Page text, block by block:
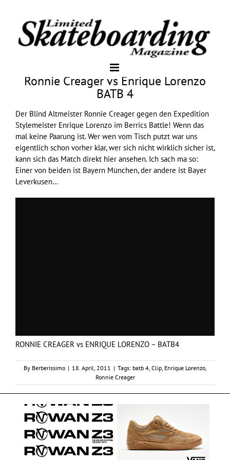
Ronnie Creager vs Enrique Lorenzo
BATB 4
Der Blind Altmeister Ronnie Creager gegen den Expedition
Stylemeister Enrique Lorenzo im Berrics Battle! Wenn das
mal keine Paarung ist. Wer wen vom Tisch putzt war uns
eigentlich schon vorher klar, wer sich nicht wirklich sicher ist,
kann sich das Match direkt hier ansehen. Ich sach ma so:
Einer von beiden ist Bayern München, der andere ist Bayer
Leverkusen…
RONNIE CREAGER vs ENRIQUE LORENZO – BATB4
By Berberissimo | 18. April, 2011 | Tags: batb 4, Clip, Enrique Lorenzo,
Ronnie Creager